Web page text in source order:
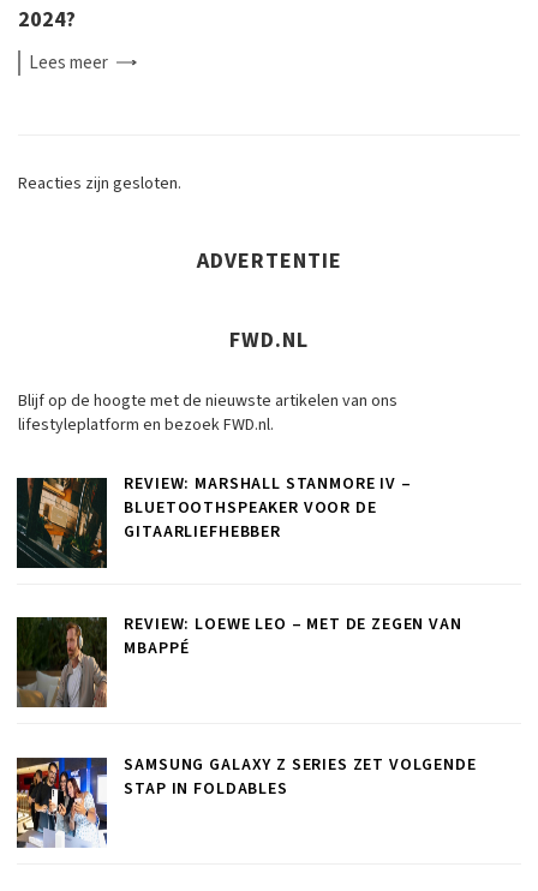
2024?
Leesmeer
Reacties zijn gesloten.
ADVERTENTIE
FWD.NL
Blijf op de hoogte met de nieuwste artikelen van ons
lifestyleplatform en bezoek FWD.nl.
REVIEW: MARSHALL STANMORE IV –
BLUETOOTHSPEAKER VOOR DE
GITAARLIEFHEBBER
REVIEW: LOEWE LEO – MET DE ZEGEN VAN
MBAPPÉ
SAMSUNG GALAXY Z SERIES ZET VOLGENDE
STAP IN FOLDABLES